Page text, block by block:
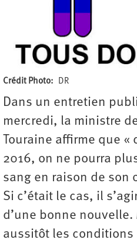
Crédit Photo DR
Dans un entretien
mercredi, la ministre
Touraine affirme que «
2016, on ne pourra
sang en raison de son
Si c’était le cas, il
d’une bonne
aussitôt les conditions